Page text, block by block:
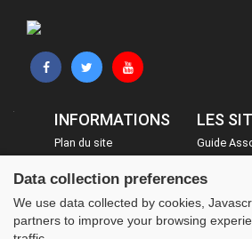
INFORMATIONS
Plan du site
Mentions légales
Administration
LES
Guide
Data collection preferences
We use data collected by cookies,
partners to improve your browsing